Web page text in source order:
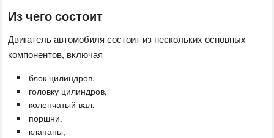
Из чего состоит
Двигатель автомобиля состоит из нескольких основных
компонентов, включая
блок цилиндров,
головку цилиндров,
коленчатый вал,
поршни,
клапаны,